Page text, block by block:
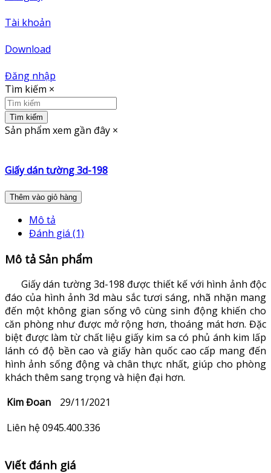
Tài khoản
Download
Đăng nhập
Tìm kiếm ×
Tìm kiếm
Sản phẩm xem gần đây ×
Giấy dán tường 3d-198
Thêm vào giỏ hàng
Mô tả
Đánh giá (1)
Mô tả Sản phẩm
Giấy dán tường 3d-198 được thiết kế với hình ảnh độc
đáo của hình ảnh 3d màu sắc tươi sáng, nhã nhặn mang
đến một không gian sống vô cùng sinh động khiến cho
căn phòng như được mở rộng hơn, thoáng mát hơn. Đặc
biệt được làm từ chất liệu giấy kim sa có phủ ánh kim lấp
lánh có độ bền cao và giấy hàn quốc cao cấp mang đến
hình ảnh sống động và chân thực nhất, giúp cho phòng
khách thêm sang trọng và hiện đại hơn.
Kim Đoan
29/11/2021
Liên hệ 0945.400.336
Viết đánh giá